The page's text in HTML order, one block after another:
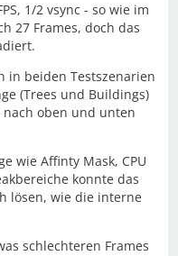
1/2 vsync - so wie im
27 Frames, doch das
in beiden Testszenarien
(Trees und Buildings)
oben und unten
wie Affinty Mask, CPU
konnte das
lösen, wie die interne
schlechteren Frames